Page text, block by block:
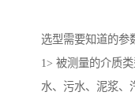
选型需要知道的参
1> 被测量的介质
水、污水、泥浆、